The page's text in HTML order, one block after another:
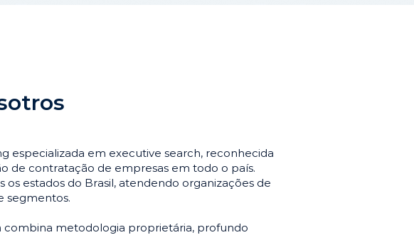
especializada em executive search, reconhecida
de contratação de empresas em todo o país.
os estados do Brasil, atendendo organizações de
segmentos.
combina metodologia proprietária, profundo